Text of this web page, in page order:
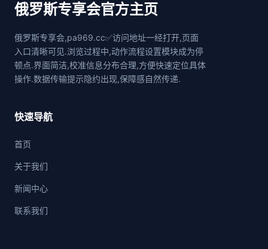
俄罗斯专享会官方主页
俄罗斯专享会,pa969.cc✅访问地址一经打开,页面
入口清晰可见.浏览过程中,动作流程设置模块成为停
顿点.界面简洁,校准信息分布合理,方便快速定位具体
操作.数据传输提示隐约出现,保障感自然传递.
快速导航
首页
关于我们
新闻中心
联系我们